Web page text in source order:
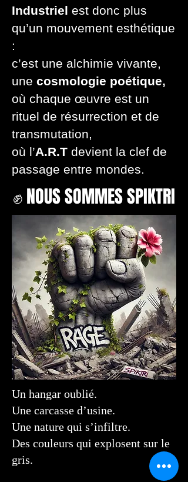
Industriel est donc plus
qu’un mouvement esthétique
:
c’est une alchimie vivante,
une cosmologie poétique,
où chaque œuvre est un
rituel de résurrection et de
transmutation,
où l’A.R.T devient la clef de
passage entre mondes.
✊ NOUS SOMMES SPIKTRI
Un hangar oublié.
Une carcasse d’usine.
Une nature qui s’infiltre.
Des couleurs qui explosent sur le
gris.